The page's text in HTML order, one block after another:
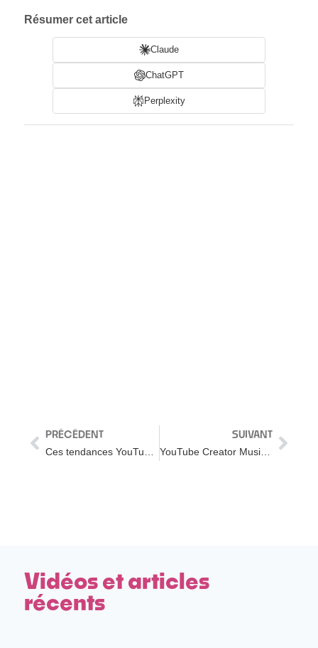
Résumer cet article
Claude
ChatGPT
Perplexity
PRÉCÉDENT SUIVANT
YouTube Creator Music : comment ça marche et premier avis
Vidéos et articles
récents